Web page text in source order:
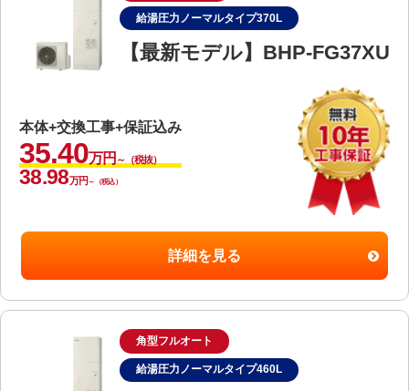
給湯圧力ノーマルタイプ370L
【最新モデル】BHP-FG37XU
本体+交換工事+保証込み
35.40万円 ～（税抜）
38.98万円 ～（税込）
詳細を見る
角型フルオート
給湯圧力ノーマルタイプ460L